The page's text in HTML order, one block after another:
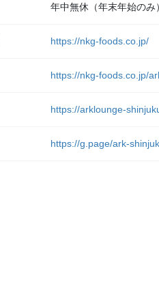
年中無休（年末年始のみ）
https://nkg-foods.co.jp/
https://nkg-foods.co.jp/
https://arklounge-
https://g.page/ark-